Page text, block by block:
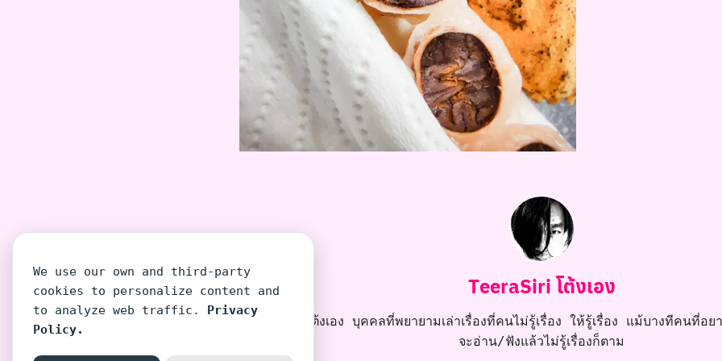
TeeraSiri โต้งเอง
โต้งเอง บุคคลที่พยายามเล่าเรื่องที่คนไม่รู้เรื่อง ให้รู้เรื่อง แม้บางทีคนที่อย
จะอ่าน/ฟังแล้วไม่รู้เรื่องก็ตาม
We use our own and third-party
cookies to personalize content and
to analyze web traffic. Privacy
Policy.